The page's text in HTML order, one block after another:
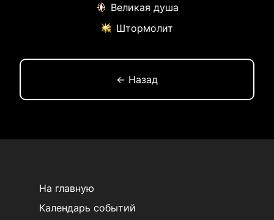
Великая душа
Штормолит
← Назад
На главную
Календарь событий